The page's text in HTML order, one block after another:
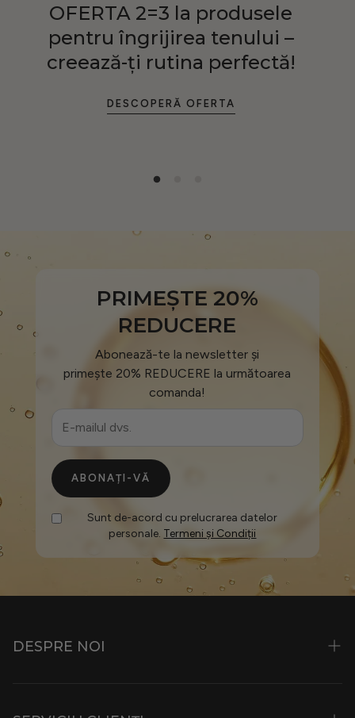
OFERTA 2=3 la produsele
pentru îngrijirea tenului –
creează-ți rutina perfectă!
DESCOPERĂ OFERTA
PRIMEȘTE 20%
REDUCERE
Abonează-te la newsletter și
primește 20% REDUCERE la următoarea
comanda!
ABONAȚI-VĂ
Sunt de-acord cu prelucrarea datelor
personale. Termeni și Condiții
DESPRE NOI